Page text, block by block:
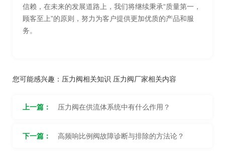
信赖，在未来的发展道路上，我们将继续秉承“质量第一，
顾客至上”的原则，努力为客户提供更加优质的产品和服
务。
您可能感兴趣： 压力阀相关知识 压力阀厂家相关内容
上一篇： 压力阀在供流体系统中有什么作用？
下一篇： 高频响比例阀故障诊断与排除的方法论？